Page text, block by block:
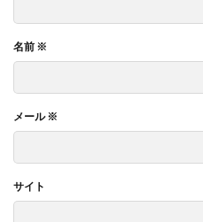
名前 ※
メール※
サイト